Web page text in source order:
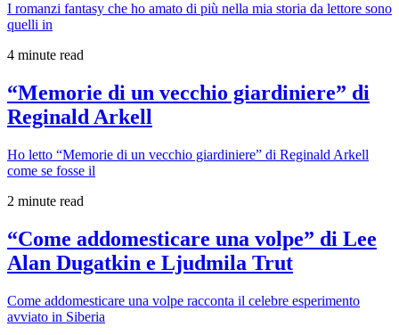
I romanzi fantasy che ho amato di più nella mia storia da lettore sono
quelli in
4 minute read
“Memorie di un vecchio giardiniere” di
Reginald Arkell
Ho letto “Memorie di un vecchio giardiniere” di Reginald Arkell
come se fosse il
2 minute read
“Come addomesticare una volpe” di Lee
Alan Dugatkin e Ljudmila Trut
Come addomesticare una volpe racconta il celebre esperimento
avviato in Siberia